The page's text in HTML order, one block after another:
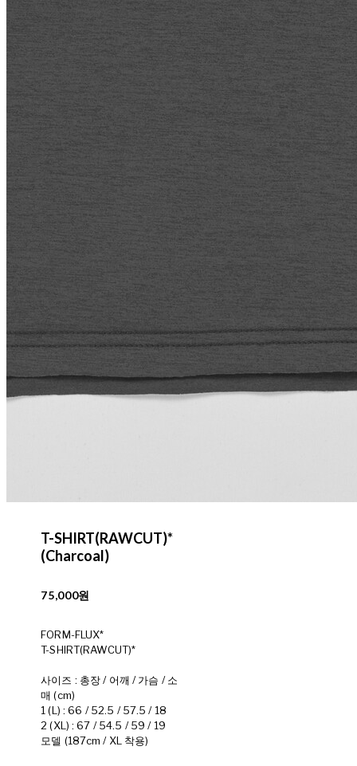
T-SHIRT(RAWCUT)*
(Charcoal)
75,000원
FORM-FLUX*
T-SHIRT(RAWCUT)*
사이즈 : 총장 / 어깨 / 가슴 / 소
매 (cm)
1 (L) : 66 / 52.5 / 57.5 / 18
2 (XL) : 67 / 54.5 / 59 / 19
모델 (187cm / XL 착용)